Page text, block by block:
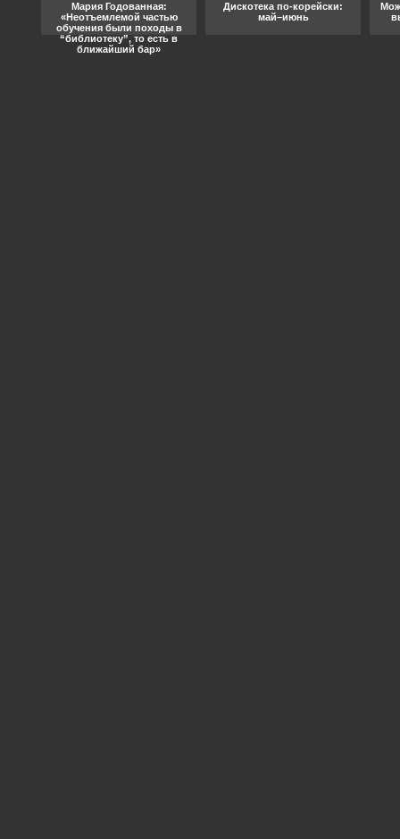
Мария Годованная:
«Неотъемлемой частью
обучения были походы в
“библиотеку”, то есть в
ближайший бар»
Дискотека по-корейски:
май–июнь